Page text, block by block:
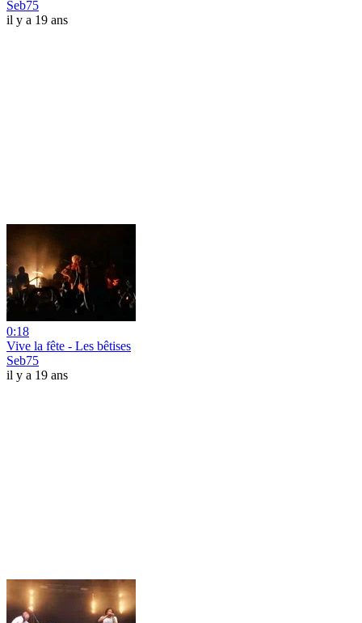
Seb75
il y a 19 ans
0:18
Vive la fête - Les bêtises
Seb75
il y a 19 ans